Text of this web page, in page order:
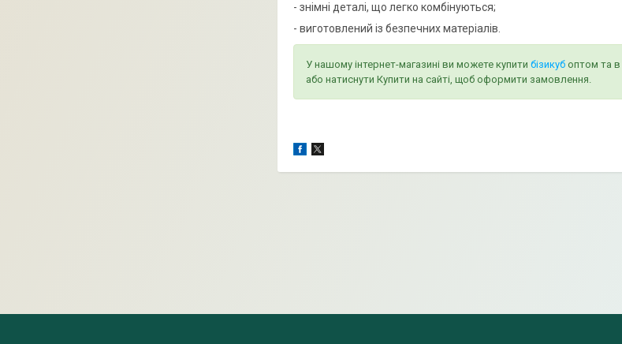
- знімні деталі, що легко комбінуються;
- виготовлений із безпечних матеріалів.
У нашому інтернет-магазині ви можете купити бізикуб оптом та в
або натиснути Купити на сайті, щоб оформити замовлення.